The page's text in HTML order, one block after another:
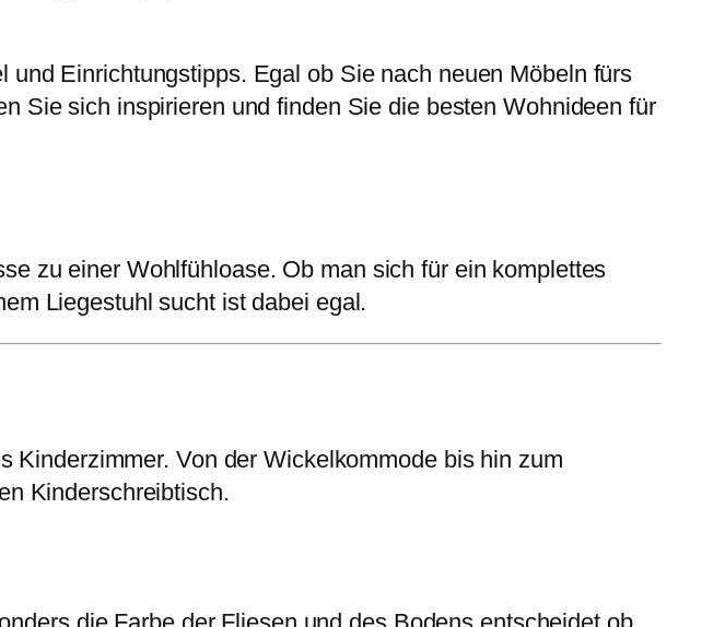
Einrichtungstipps. Egal ob Sie nach neuen Möbeln fürs
Sie sich inspirieren und finden Sie die besten Wohnideen für
zu einer Wohlfühloase. Ob man sich für ein komplettes
Liegestuhl sucht ist dabei egal.
Kinderzimmer. Von der Wickelkommode bis hin zum
Kinderschreibtisch.